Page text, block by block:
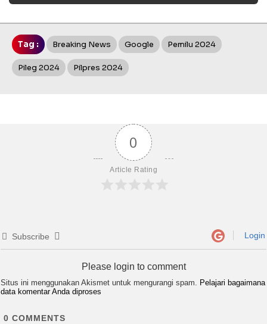
Tag : Breaking News Google Pemilu 2024
Pileg 2024 Pilpres 2024
0
Article Rating
Subscribe Login
Please login to comment
Situs ini menggunakan Akismet untuk mengurangi spam. Pelajari bagaimana
data komentar Anda diproses
0 COMMENTS